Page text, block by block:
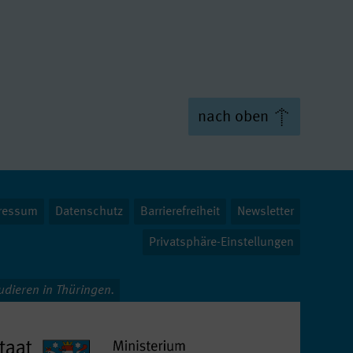
nach oben
Datenschutz Barrierefreiheit Newsletter
Privatsphäre-Einstellungen
in Thüringen.